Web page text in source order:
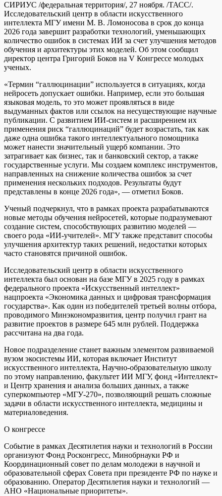
СИРИУС /федеральная территория/, 27 ноября. /ТАСС/.
Исследовательский центр в области искусственного
интеллекта МГУ имени М. В. Ломоносова в срок до конца
2026 года завершит разработки технологий, уменьшающих
количество ошибок в системах ИИ за счет улучшения методов
обучения и архитектуры этих моделей. Об этом сообщил
директор центра Григорий Боков на V Конгрессе молодых
ученых.
«Термин “галлюцинации” используется в ситуациях, когда
нейросеть допускает ошибки. Например, если это большая
языковая модель, то это может проявляться в виде
выдуманных фактов или ссылок на несуществующие научные
публикации. С развитием ИИ-систем и расширением их
применения риск “галлюцинаций” будет возрастать, так как
даже одна ошибка такого интеллектуального помощника
может нанести значительный ущерб компании. Это
затрагивает как бизнес, так и банковский сектор, а также
государственные услуги. Мы создаем комплекс инструментов,
направленных на снижение количества ошибок за счет
применения нескольких подходов. Результаты будут
представлены в конце 2026 года», — отметил Боков.
Ученый подчеркнул, что в рамках проекта разрабатываются
новые методы обучения нейросетей, которые подразумевают
создание систем, способствующих развитию моделей —
своего рода «ИИ-учителей». МГУ также представит способы
улучшения архитектур таких решений, недостатки которых
часто становятся причиной ошибок.
Исследовательский центр в области искусственного
интеллекта был основан на базе МГУ в 2025 году в рамках
федерального проекта «Искусственный интеллект»
нацпроекта «Экономика данных и цифровая трансформация
государства». Как один из победителей третьей волны отбора,
проводимого Минэкономразвития, центр получил грант на
развитие проектов в размере 645 млн рублей. Поддержка
рассчитана на два года.
Новое подразделение станет важным элементом развиваемой
вузом экосистемы ИИ, которая включает Институт
искусственного интеллекта, Научно-образовательную школу
по этому направлению, факультет ИИ МГУ, фонд «Интеллект»
и Центр хранения и анализа больших данных, а также
суперкомпьютер «МГУ-270», позволяющий решать сложные
задачи в области искусственного интеллекта, медицины и
материаловедения.
О конгрессе
Событие в рамках Десятилетия науки и технологий в России
организуют Фонд Росконгресс, Минобрнауки РФ и
Координационный совет по делам молодежи в научной и
образовательной сферах Совета при президенте РФ по науке и
образованию. Оператор Десятилетия науки и технологий —
АНО «Национальные приоритеты».